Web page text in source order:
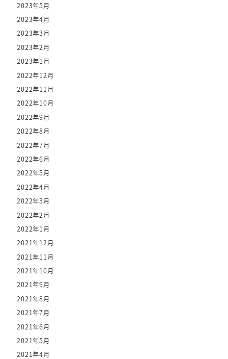
2023年5月
2023年4月
2023年3月
2023年2月
2023年1月
2022年12月
2022年11月
2022年10月
2022年9月
2022年8月
2022年7月
2022年6月
2022年5月
2022年4月
2022年3月
2022年2月
2022年1月
2021年12月
2021年11月
2021年10月
2021年9月
2021年8月
2021年7月
2021年6月
2021年5月
2021年4月